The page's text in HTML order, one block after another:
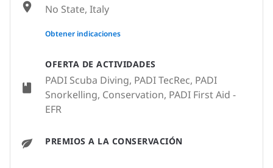
OFERTA DE ACTIVIDADES
PADI Scuba Diving, PADI TecRec, PADI
Snorkelling, Conservation, PADI First Aid -
EFR
PREMIOS A LA CONSERVACIÓN
No State, Italy
None
Obtener indicaciones